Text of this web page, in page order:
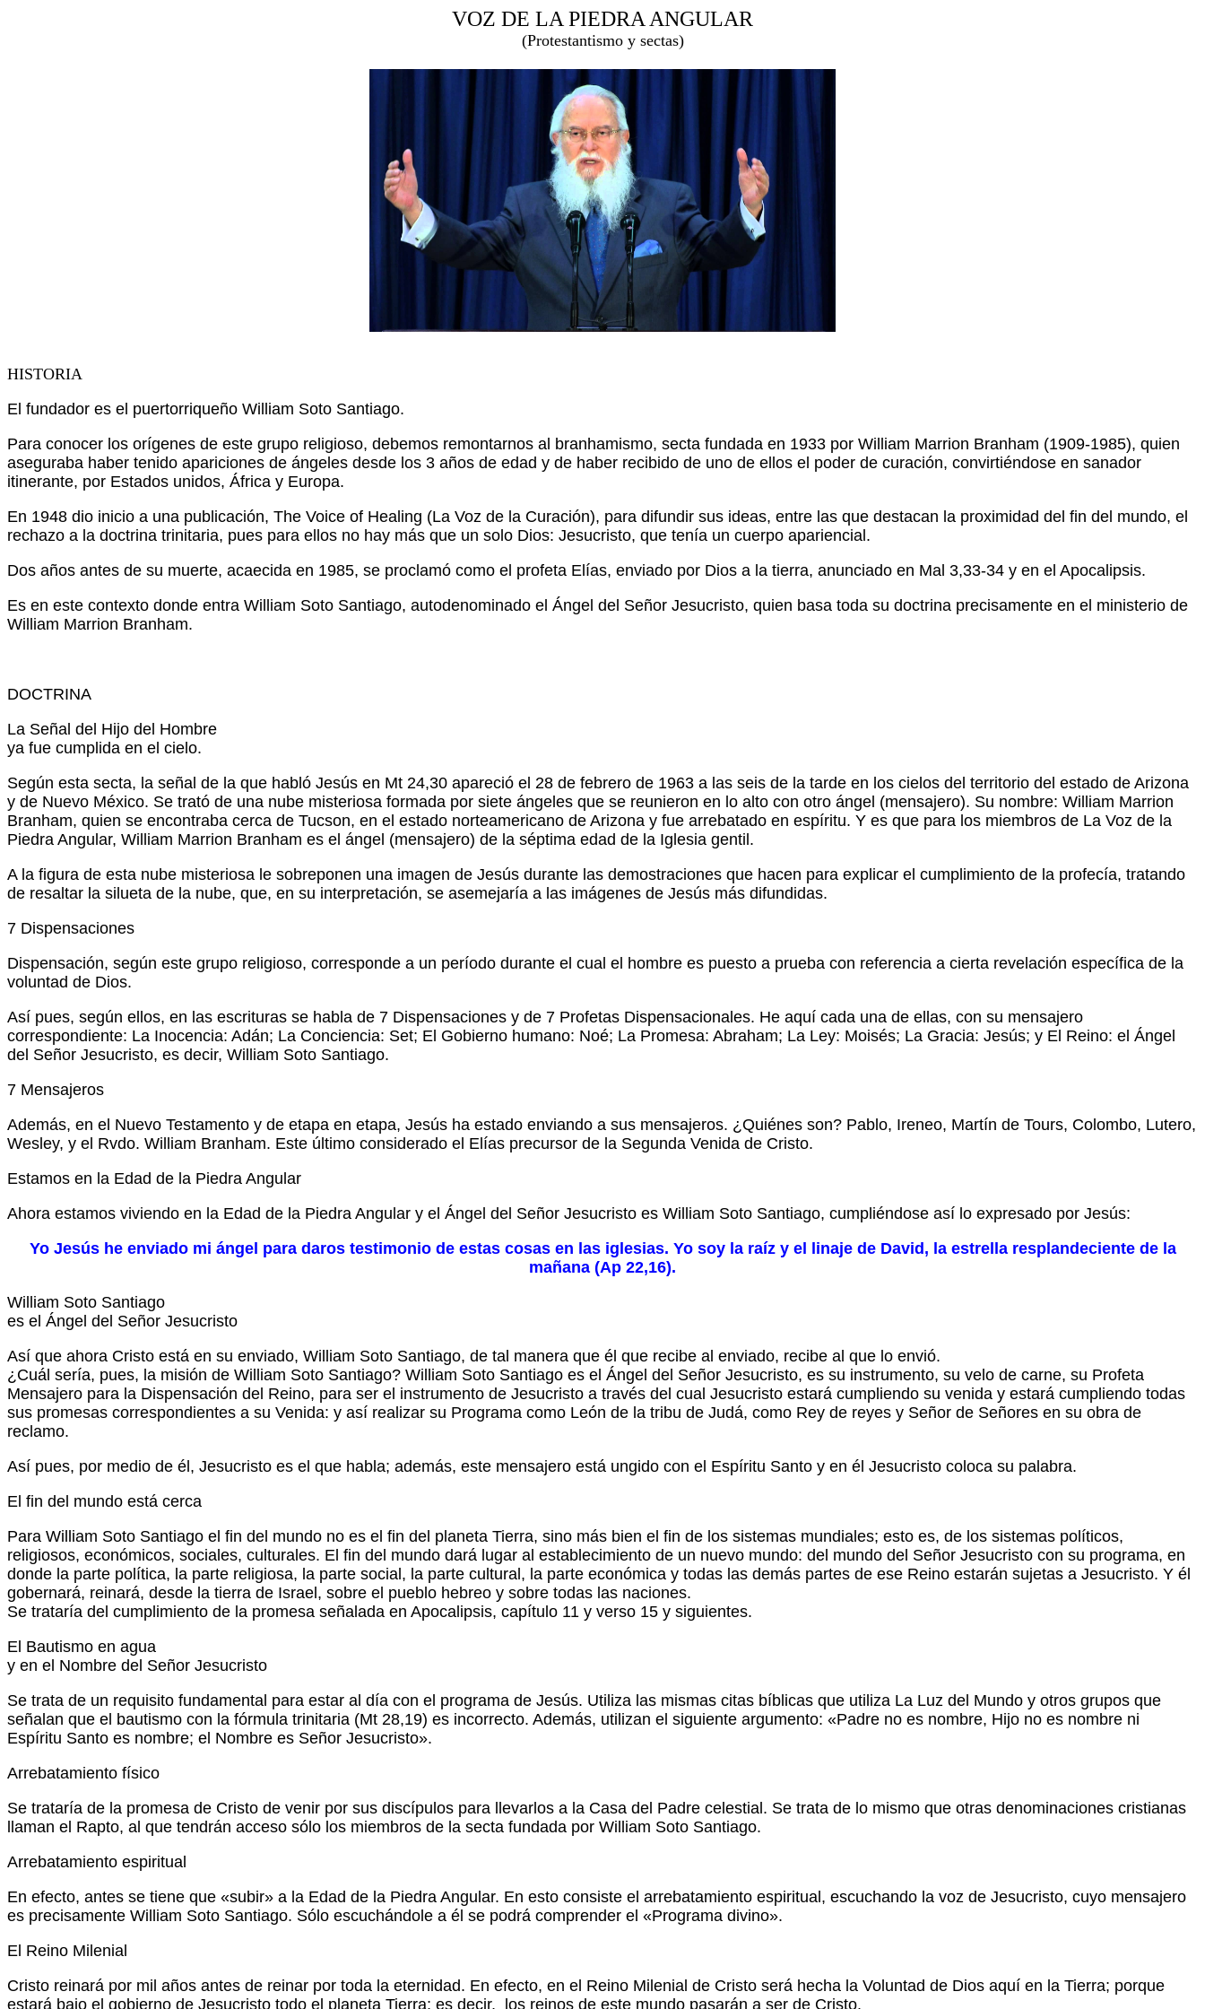
VOZ DE LA PIEDRA ANGULAR
(Protestantismo y sectas)
HISTORIA
El fundador es el puertorriqueño William Soto Santiago.
Para conocer los orígenes de este grupo religioso, debemos remontarnos al branhamismo, secta fundada en 1933 por William Marrion Branham (1909-1985), quien
aseguraba haber tenido apariciones de ángeles desde los 3 años de edad y de haber recibido de uno de ellos el poder de curación, convirtiéndose en sanador
itinerante, por Estados unidos, África y Europa.
En 1948 dio inicio a una publicación, The Voice of Healing (La Voz de la Curación), para difundir sus ideas, entre las que destacan la proximidad del fin del mundo, el
rechazo a la doctrina trinitaria, pues para ellos no hay más que un solo Dios: Jesucristo, que tenía un cuerpo apariencial.
Dos años antes de su muerte, acaecida en 1985, se proclamó como el profeta Elías, enviado por Dios a la tierra, anunciado en Mal 3,33-34 y en el Apocalipsis.
Es en este contexto donde entra William Soto Santiago, autodenominado el Ángel del Señor Jesucristo, quien basa toda su doctrina precisamente en el ministerio de
William Marrion Branham.
DOCTRINA
La Señal del Hijo del Hombre
ya fue cumplida en el cielo.
Según esta secta, la señal de la que habló Jesús en Mt 24,30 apareció el 28 de febrero de 1963 a las seis de la tarde en los cielos del territorio del estado de Arizona
y de Nuevo México. Se trató de una nube misteriosa formada por siete ángeles que se reunieron en lo alto con otro ángel (mensajero). Su nombre: William Marrion
Branham, quien se encontraba cerca de Tucson, en el estado norteamericano de Arizona y fue arrebatado en espíritu. Y es que para los miembros de La Voz de la
Piedra Angular, William Marrion Branham es el ángel (mensajero) de la séptima edad de la Iglesia gentil.
A la figura de esta nube misteriosa le sobreponen una imagen de Jesús durante las demostraciones que hacen para explicar el cumplimiento de la profecía, tratando
de resaltar la silueta de la nube, que, en su interpretación, se asemejaría a las imágenes de Jesús más difundidas.
7 Dispensaciones
Dispensación, según este grupo religioso, corresponde a un período durante el cual el hombre es puesto a prueba con referencia a cierta revelación específica de la
voluntad de Dios.
Así pues, según ellos, en las escrituras se habla de 7 Dispensaciones y de 7 Profetas Dispensacionales. He aquí cada una de ellas, con su mensajero
correspondiente: La Inocencia: Adán; La Conciencia: Set; El Gobierno humano: Noé; La Promesa: Abraham; La Ley: Moisés; La Gracia: Jesús; y El Reino: el Ángel
del Señor Jesucristo, es decir, William Soto Santiago.
7 Mensajeros
Además, en el Nuevo Testamento y de etapa en etapa, Jesús ha estado enviando a sus mensajeros. ¿Quiénes son? Pablo, Ireneo, Martín de Tours, Colombo, Lutero,
Wesley, y el Rvdo. William Branham. Este último considerado el Elías precursor de la Segunda Venida de Cristo.
Estamos en la Edad de la Piedra Angular
Ahora estamos viviendo en la Edad de la Piedra Angular y el Ángel del Señor Jesucristo es William Soto Santiago, cumpliéndose así lo expresado por Jesús:
Yo Jesús he enviado mi ángel para daros testimonio de estas cosas en las iglesias. Yo soy la raíz y el linaje de David, la estrella resplandeciente de la
mañana (Ap 22,16).
William Soto Santiago
es el Ángel del Señor Jesucristo
Así que ahora Cristo está en su enviado, William Soto Santiago, de tal manera que él que recibe al enviado, recibe al que lo envió.
¿Cuál sería, pues, la misión de William Soto Santiago? William Soto Santiago es el Ángel del Señor Jesucristo, es su instrumento, su velo de carne, su Profeta
Mensajero para la Dispensación del Reino, para ser el instrumento de Jesucristo a través del cual Jesucristo estará cumpliendo su venida y estará cumpliendo todas
sus promesas correspondientes a su Venida: y así realizar su Programa como León de la tribu de Judá, como Rey de reyes y Señor de Señores en su obra de
reclamo.
Así pues, por medio de él, Jesucristo es el que habla; además, este mensajero está ungido con el Espíritu Santo y en él Jesucristo coloca su palabra.
El fin del mundo está cerca
Para William Soto Santiago el fin del mundo no es el fin del planeta Tierra, sino más bien el fin de los sistemas mundiales; esto es, de los sistemas políticos,
religiosos, económicos, sociales, culturales. El fin del mundo dará lugar al establecimiento de un nuevo mundo: del mundo del Señor Jesucristo con su programa, en
donde la parte política, la parte religiosa, la parte social, la parte cultural, la parte económica y todas las demás partes de ese Reino estarán sujetas a Jesucristo. Y él
gobernará, reinará, desde la tierra de Israel, sobre el pueblo hebreo y sobre todas las naciones.
Se trataría del cumplimiento de la promesa señalada en Apocalipsis, capítulo 11 y verso 15 y siguientes.
El Bautismo en agua
y en el Nombre del Señor Jesucristo
Se trata de un requisito fundamental para estar al día con el programa de Jesús. Utiliza las mismas citas bíblicas que utiliza La Luz del Mundo y otros grupos que
señalan que el bautismo con la fórmula trinitaria (Mt 28,19) es incorrecto. Además, utilizan el siguiente argumento: «Padre no es nombre, Hijo no es nombre ni
Espíritu Santo es nombre; el Nombre es Señor Jesucristo».
Arrebatamiento físico
Se trataría de la promesa de Cristo de venir por sus discípulos para llevarlos a la Casa del Padre celestial. Se trata de lo mismo que otras denominaciones cristianas
llaman el Rapto, al que tendrán acceso sólo los miembros de la secta fundada por William Soto Santiago.
Arrebatamiento espiritual
En efecto, antes se tiene que «subir» a la Edad de la Piedra Angular. En esto consiste el arrebatamiento espiritual, escuchando la voz de Jesucristo, cuyo mensajero
es precisamente William Soto Santiago. Sólo escuchándole a él se podrá comprender el «Programa divino».
El Reino Milenial
Cristo reinará por mil años antes de reinar por toda la eternidad. En efecto, en el Reino Milenial de Cristo será hecha la Voluntad de Dios aquí en la Tierra; porque
estará bajo el gobierno de Jesucristo todo el planeta Tierra; es decir, los reinos de este mundo pasarán a ser de Cristo.